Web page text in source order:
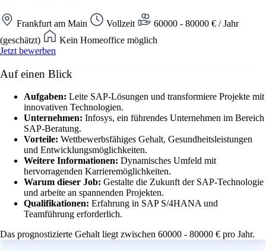
Frankfurt am Main Vollzeit
60000 - 80000 € / Jahr
(geschätzt)
Kein Homeoffice möglich
Jetzt bewerben
Auf einen Blick
Aufgaben: Leite SAP-Lösungen und transformiere Projekte mit
innovativen Technologien.
Unternehmen: Infosys, ein führendes Unternehmen im Bereich
SAP-Beratung.
Vorteile: Wettbewerbsfähiges Gehalt, Gesundheitsleistungen
und Entwicklungsmöglichkeiten.
Weitere Informationen: Dynamisches Umfeld mit
hervorragenden Karrieremöglichkeiten.
Warum dieser Job: Gestalte die Zukunft der SAP-Technologie
und arbeite an spannenden Projekten.
Qualifikationen: Erfahrung in SAP S/4HANA und
Teamführung erforderlich.
Das prognostizierte Gehalt liegt zwischen 60000 - 80000 € pro Jahr.